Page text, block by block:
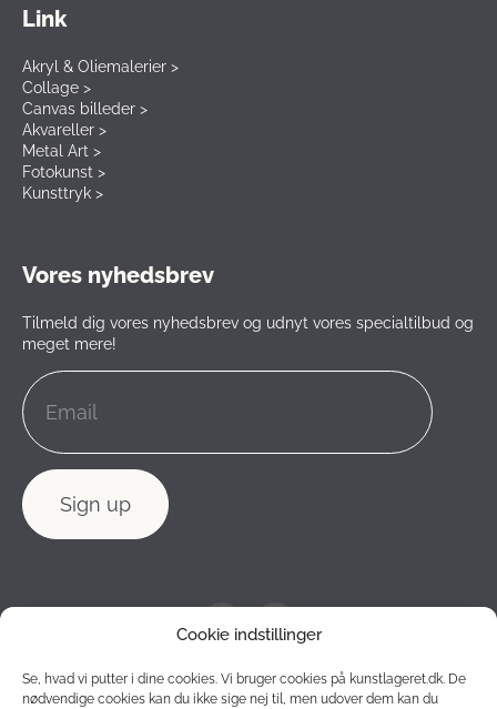
Cookie indstillinger
Se, hvad vi putter i dine cookies. Vi bruger cookies på kunstlageret.dk. De
nødvendige cookies kan du ikke sige nej til, men udover dem kan du
Link
Akryl & Oliemalerier >
Collage >
Canvas billeder >
Akvareller >
Metal Art >
Fotokunst >
Kunsttryk >
Vores nyhedsbrev
Tilmeld dig vores nyhedsbrev og udnyt vores specialtilbud og
meget mere!